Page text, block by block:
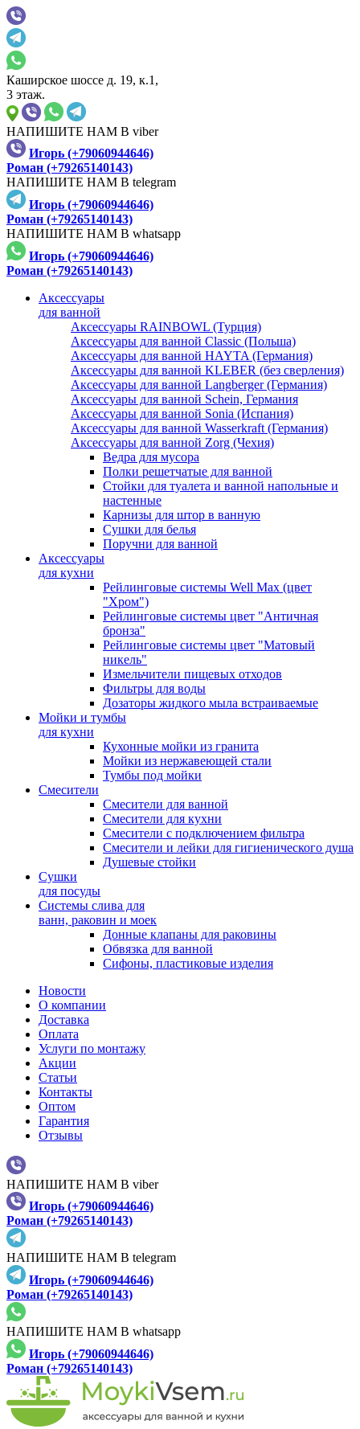
Каширское шоссе д. 19, к.1,
3 этаж.
НАПИШИТЕ НАМ В viber
Игорь (+79060944646)
Роман (+79265140143)
НАПИШИТЕ НАМ В telegram
Игорь (+79060944646)
Роман (+79265140143)
НАПИШИТЕ НАМ В whatsapp
Игорь (+79060944646)
Роман (+79265140143)
Аксессуары
для ванной
Аксессуары RAINBOWL (Турция)
Аксессуары для ванной Classic (Польша)
Аксессуары для ванной HAYTA (Германия)
Аксессуары для ванной KLEBER (без сверления)
Аксессуары для ванной Langberger (Германия)
Аксессуары для ванной Schein, Германия
Аксессуары для ванной Sonia (Испания)
Аксессуары для ванной Wasserkraft (Германия)
Аксессуары для ванной Zorg (Чехия)
Ведра для мусора
Полки решетчатые для ванной
Стойки для туалета и ванной напольные и
настенные
Карнизы для штор в ванную
Сушки для белья
Поручни для ванной
Аксессуары
для кухни
Рейлинговые системы Well Max (цвет
"Хром")
Рейлинговые системы цвет "Античная
бронза"
Рейлинговые системы цвет "Матовый
никель"
Измельчители пищевых отходов
Фильтры для воды
Дозаторы жидкого мыла встраиваемые
Мойки и тумбы
для кухни
Кухонные мойки из гранита
Мойки из нержавеющей стали
Тумбы под мойки
Смесители
Смесители для ванной
Смесители для кухни
Смесители с подключением фильтра
Cмесители и лейки для гигиенического душа
Душевые стойки
Сушки
для посуды
Системы слива для
ванн, раковин и моек
Донные клапаны для раковины
Обвязка для ванной
Сифоны, пластиковые изделия
Новости
О компании
Доставка
Оплата
Услуги по монтажу
Акции
Статьи
Контакты
Оптом
Гарантия
Отзывы
НАПИШИТЕ НАМ В viber
Игорь (+79060944646)
Роман (+79265140143)
НАПИШИТЕ НАМ В telegram
Игорь (+79060944646)
Роман (+79265140143)
НАПИШИТЕ НАМ В whatsapp
Игорь (+79060944646)
Роман (+79265140143)